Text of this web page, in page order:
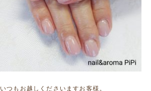
いつもお越しくださいますお客様。